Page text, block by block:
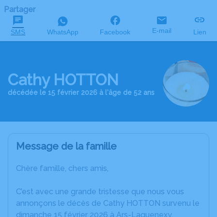
Partager
SMS WhatsApp Facebook E-mail Lien
Cathy HOTTON
décédée le 15 février 2026 à l'âge de 52 ans
Message de la famille
Chère famille, chers amis,
C’est avec une grande tristesse que nous vous
annonçons le décès de Cathy HOTTON survenu le
dimanche 15 février 2026 à Ars-Laquenexy.